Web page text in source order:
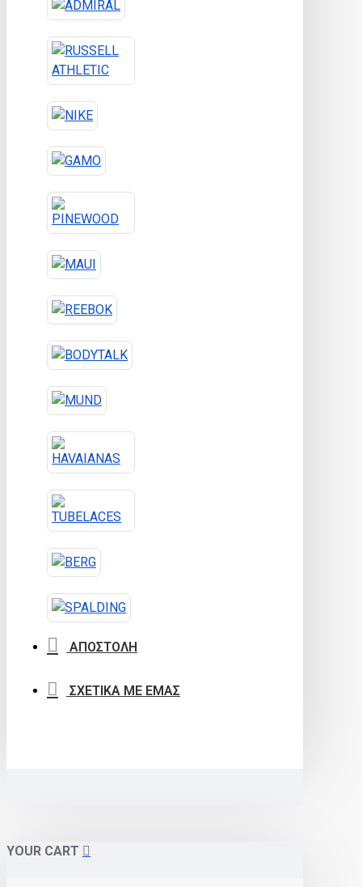
ΑΠΟΣΤΟΛΗ
ΣΧΕΤΙΚΑ ΜΕ ΕΜΑΣ
YOUR CART